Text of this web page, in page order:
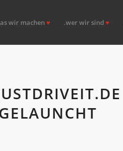
wir machen ♥ .wer wir sind ♥